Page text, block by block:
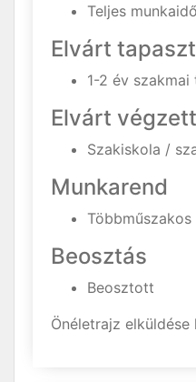
Teljes
Elvárt
1-2 év
Elvárt
Szakiskola /
Munkarend
Többműszakos
Beosztás
Beosztott
Önéletrajz elküldése